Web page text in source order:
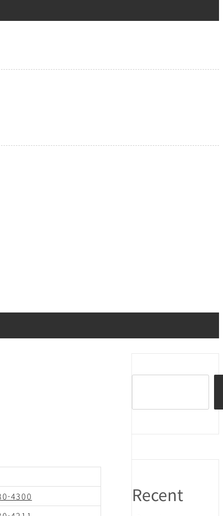
4300
Recent